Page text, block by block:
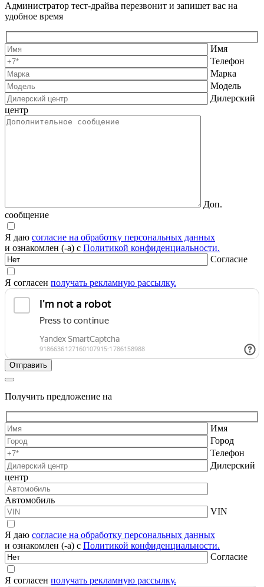
Администратор тест-драйва перезвонит и запишет вас на
удобное время
Имя
Телефон
Марка
Модель
Дилерский
центр
Доп.
сообщение
Я даю согласие на обработку персональных данных
и ознакомлен (-а) с Политикой конфиденциальности.
Согласие
Я согласен получать рекламную рассылку.
Получить предложение на
Имя
Город
Телефон
Дилерский
центр
Автомобиль
VIN
Я даю согласие на обработку персональных данных
и ознакомлен (-а) с Политикой конфиденциальности.
Согласие
Я согласен получать рекламную рассылку.